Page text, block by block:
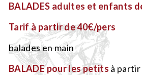
BALADES adultes et enfants
Tarif à partir de 40€/pers
balades en main
BALADE pour les petits à partir